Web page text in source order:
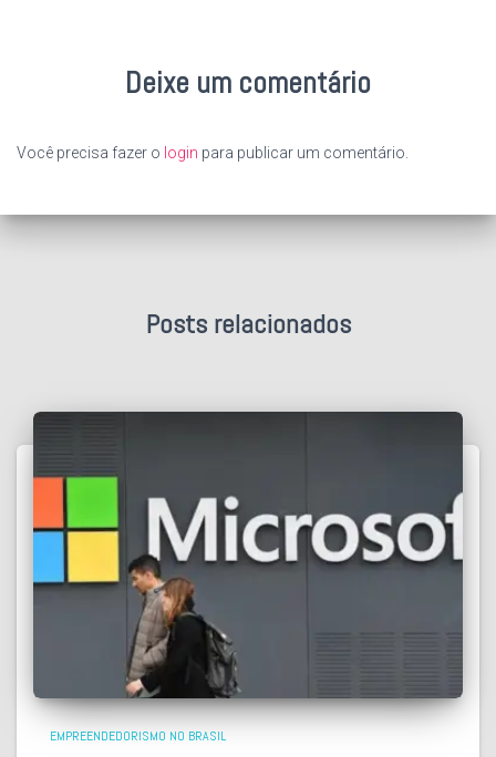
Deixe um comentário
Você precisa fazer o login para publicar um comentário.
Posts relacionados
EMPREENDEDORISMO NO BRASIL